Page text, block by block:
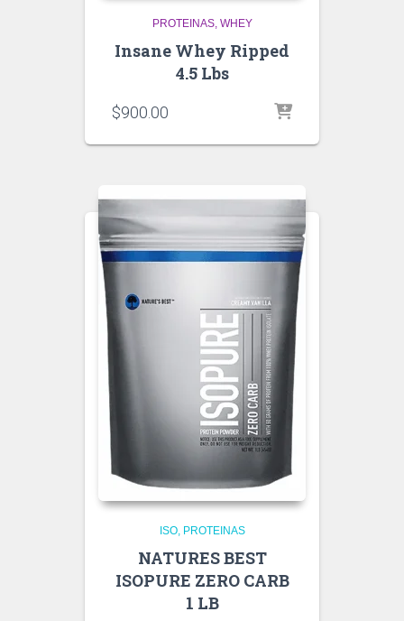
PROTEINAS WHEY
Insane Whey Ripped
4.5 Lbs
$900.00
ISO PROTEINAS
NATURES BEST
ISOPURE ZERO CARB
1 LB